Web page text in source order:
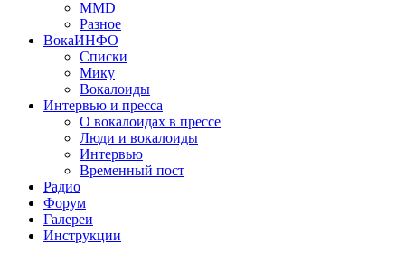
MMD
Разное
ВокаИНФО
Списки
Мику
Вокалоиды
Интервью и пресса
О вокалоидах в прессе
Люди и вокалоиды
Интервью
Временный пост
Радио
Форум
Галереи
Инструкции